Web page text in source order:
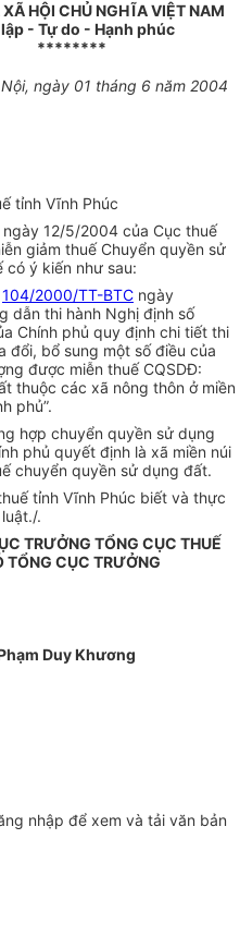
XÃ HỘI CHỦ NGHĨA VIỆT NAM
- Tự do - Hạnh phúc
********
ngày 01 tháng 6 năm 2004
tỉnh Vĩnh Phúc
12/5/2004 của Cục thuế
giảm thuế Chuyển quyền sử
có ý kiến như sau:
104/2000/TT-BTC ngày
dẫn thi hành Nghị định số
Chính phủ quy định chi tiết thi
đổi, bổ sung một số điều của
được miễn thuế CQSDĐ:
thuộc các xã nông thôn ở miền
phủ”.
hợp chuyển quyền sử dụng
phủ quyết định là xã miền núi
chuyển quyền sử dụng đất.
tỉnh Vĩnh Phúc biết và thực
.
TRƯỞNG TỔNG CỤC THUẾ
TỔNG CỤC TRƯỞNG
Duy Khương
nhập để xem và tải văn bản